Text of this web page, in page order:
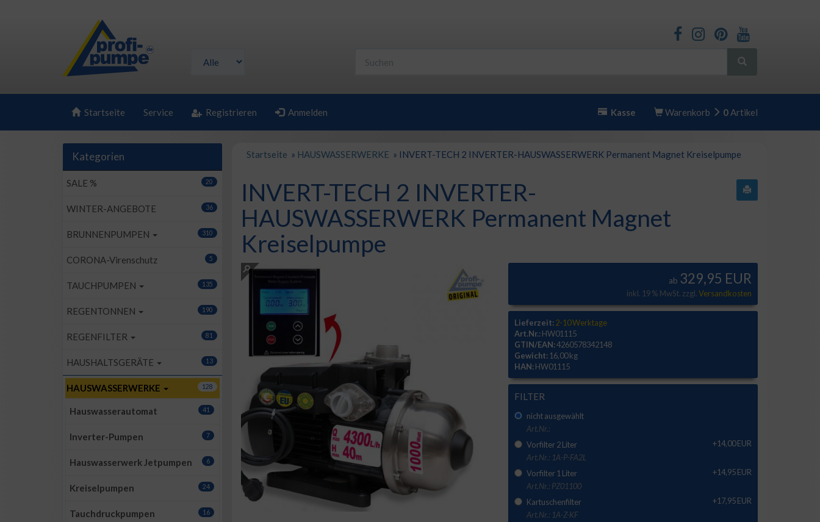
Startseite Service Registrieren Anmelden Kasse Warenkorb 0 Artikel
Kategorien
SALE % 20
WINTER-ANGEBOTE 36
BRUNNENPUMPEN 310
CORONA-Virenschutz 5
TAUCHPUMPEN 135
REGENTONNEN 190
REGENFILTER 81
HAUSHALTSGERÄTE 13
HAUSWASSERWERKE 128
Hauswasserautomat 41
Inverter-Pumpen 7
Hauswasserwerk Jetpumpen 6
Kreiselpumpen 24
Tauchdruckpumpen 16
Startseite » HAUSWASSERWERKE » INVERT-TECH 2 INVERTER-HAUSWASSERWERK Permanent Magnet Kreiselpumpe
INVERT-TECH 2 INVERTER-
HAUSWASSERWERK Permanent Magnet
Kreiselpumpe
ab 329,95 EUR
inkl. 19 % MwSt. zzgl.Versandkosten
Lieferzeit:2-10 Werktage
Art.Nr.:HW01115
GTIN/EAN:4260578342148
Gewicht:16,00 kg
HAN:HW01115
FILTER
nicht ausgewählt
Art.Nr.:
Vorfilter 2 Liter
+14,00 EUR
Art.Nr.: 1A-P-FA2L
Vorfilter 1 Liter
+14,95 EUR
Art.Nr.: PZ01100
Kartuschenfilter
+17,95 EUR
Art.Nr.: 1A-Z-KF